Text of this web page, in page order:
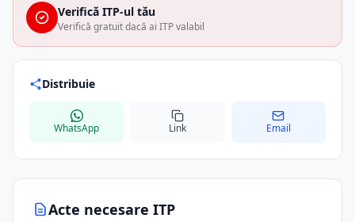
Acte necesare ITP
Verifică ITP-ul tău
Verifică gratuit dacă ai ITP valabil
Distribuie
WhatsApp Link Email